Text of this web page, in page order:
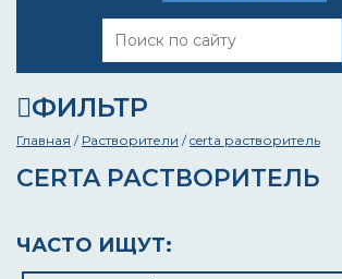
ФИЛЬТР
Главная / Растворители /certa растворитель
CERTA РАСТВОРИТЕЛЬ
ЧАСТО ИЩУТ: